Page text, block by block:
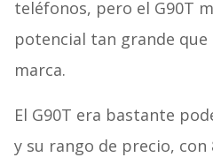
teléfonos, pero el G90T
potencial tan grande
marca.
El G90T era bastante
y su rango de precio, con